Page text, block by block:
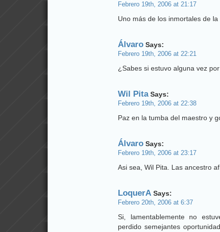
Febrero 19th, 2006 at 21:17
Uno más de los inmortales de
Álvaro Says:
Febrero 19th, 2006 at 22:21
¿Sabes si estuvo alguna vez
Wil PitaSays:
Febrero 19th, 2006 at 22:38
Paz en la tumba del maestro y
Álvaro Says:
Febrero 19th, 2006 at 23:17
Asi sea, Wil Pita. Las ancestro
LoquerA Says:
Febrero 20th, 2006 at 6:37
Si, lamentablemente no
perdido semejantes